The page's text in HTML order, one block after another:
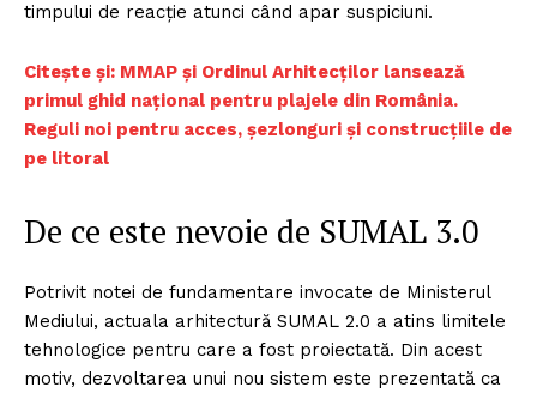
timpului de reacție atunci când apar suspiciuni.
Citește și: MMAP și Ordinul Arhitecților lansează
primul ghid național pentru plajele din România.
Reguli noi pentru acces, șezlonguri și construcțiile de
pe litoral
De ce este nevoie de SUMAL 3.0
Potrivit notei de fundamentare invocate de Ministerul
Mediului, actuala arhitectură SUMAL 2.0 a atins limitele
tehnologice pentru care a fost proiectată. Din acest
motiv, dezvoltarea unui nou sistem este prezentată ca